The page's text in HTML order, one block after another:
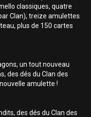
classiques, quatre
Clan), treize amulettes
plus de 150 cartes
un tout nouveau
des dés du Clan des
amulette !
des dés du Clan des